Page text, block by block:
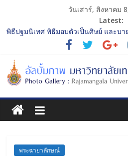
วันเสาร์, สิงหาคม
Latest:
พิธีปฐมนิเทศ พิธีมอบตัวเป็นศิษย์ และบ
ประจำปีการศึกษา 2568 รุ่นที่ 2
การประกวดทูตกิจกรรม ประจำปีการศึกษ
2025 Time to Nine-T”
โครงการแลกเปลี่ยนเรียนรู้บทบาทของ
เทคโนโลยีราชมงคลธัญบุรี
รับน้องเข้าคณะศิลปกรรมศาสตร์ “โยนลู
พิธีปฐมนิเทศ พิธีมอบตัวเป็นศิษย์ และบ
ประจำปีการศึกษา 2568 รุ่นที่ 3
พระฉายาลักษณ์